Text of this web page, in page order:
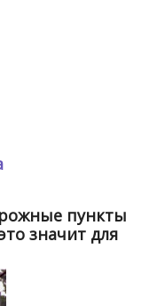
пункты
значит для